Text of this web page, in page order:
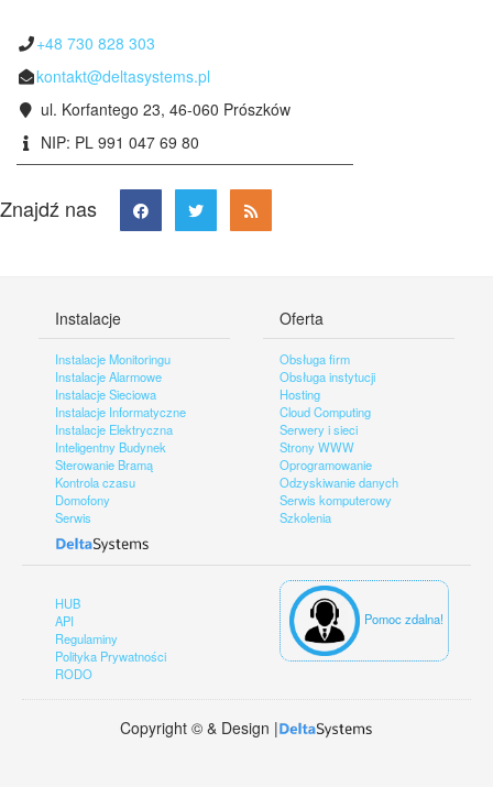
+48 730 828 303
kontakt@deltasystems.pl
ul. Korfantego 23, 46-060 Prószków
NIP: PL 991 047 69 80
Znajdź nas
Instalacje
Instalacje Monitoringu
Instalacje Alarmowe
Instalacje Sieciowa
Instalacje Informatyczne
Instalacje Elektryczna
Inteligentny Budynek
Sterowanie Bramą
Kontrola czasu
Domofony
Serwis
Oferta
Obsługa firm
Obsługa instytucji
Hosting
Cloud Computing
Serwery i sieci
Strony WWW
Oprogramowanie
Odzyskiwanie danych
Serwis komputerowy
Szkolenia
HUB
API
Regulaminy
Polityka Prywatności
RODO
Pomoc zdalna!
Copyright © & Design |